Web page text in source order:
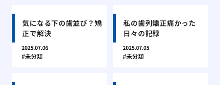
気になる下の歯並び？矯
正で解決
2025.07.06
未分類
私の歯列矯正痛かった
日々の記録
2025.07.05
未分類